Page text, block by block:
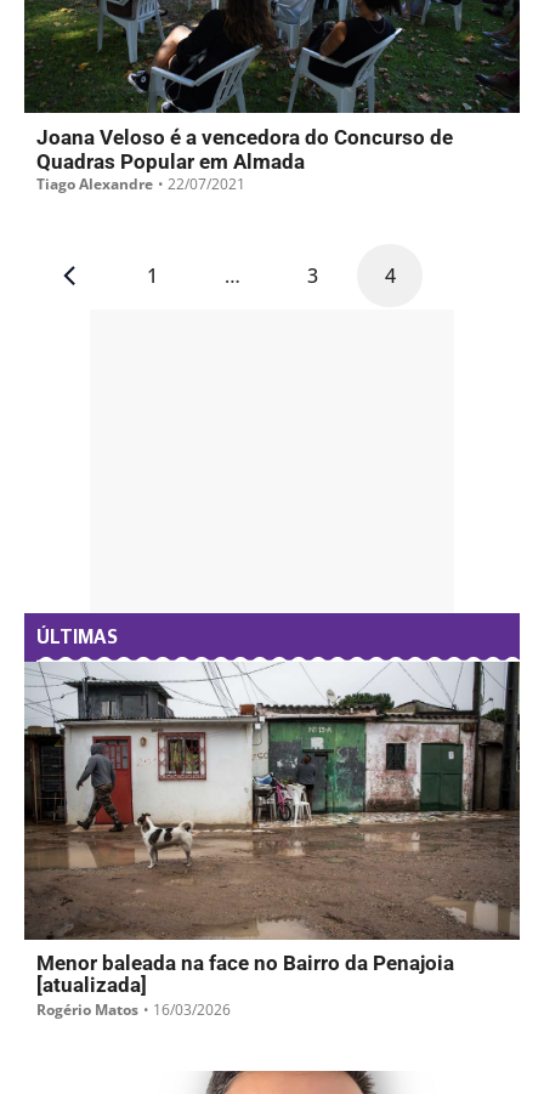
Joana Veloso é a vencedora do Concurso de
Quadras Popular em Almada
Tiago Alexandre • 22/07/2021
1 … 3 4
ÚLTIMAS
Menor baleada na face no Bairro da Penajoia
[atualizada]
Rogério Matos • 16/03/2026